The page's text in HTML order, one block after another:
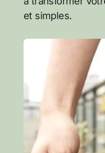
et simples.